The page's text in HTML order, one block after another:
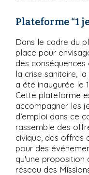
Plateforme “1
Dans le cadre du
place pour
des
la crise sanitaire,
a été inaugurée le
Cette plateforme
accompagner les
d’emploi dans ce
rassemble des
civique, des offres
pour des
qu'une proposition
réseau des